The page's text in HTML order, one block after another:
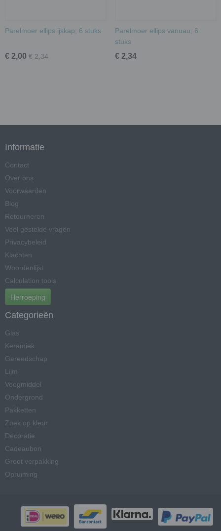
Parelmoer ellips ijskap; 6 stuks
€ 2,00 € 2,34
Parelmoer ellips vanuau; 6
stuks
€ 2,34
Informatie
Contact
Over ons
Voorwaarden
Blog
Retourneren
Veel gestelde vragen
Privacybeleid
Klachten
Woordenlijst
Calculation tools
Herroeping
Categorieën
Glas
Keramiek
Gereedschap
Lijm
Voegmiddel
Ondergrond
Pakketten
Zoek op kleur
Decoratie
Cadeaubon
Groot verpakking
Opruiming